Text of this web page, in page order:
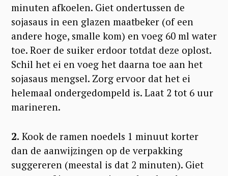
minuten afkoelen. Giet ondertussen de
sojasaus in een glazen maatbeker (of een
andere hoge, smalle kom) en voeg 60 ml water
toe. Roer de suiker erdoor totdat deze oplost.
Schil het ei en voeg het daarna toe aan het
sojasaus mengsel. Zorg ervoor dat het ei
helemaal ondergedompeld is. Laat 2 tot 6 uur
marineren.
2. Kook de ramen noedels 1 minuut korter
dan de aanwijzingen op de verpakking
suggereren (meestal is dat 2 minuten). Giet